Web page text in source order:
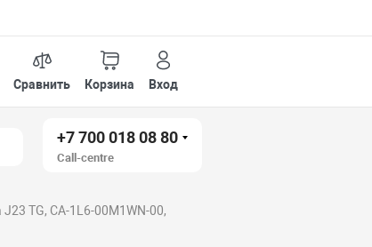
Сравнить Корзина Вход
+7 700 018 08 80
Call-centre
TG, CA-1L6-00M1WN-00,